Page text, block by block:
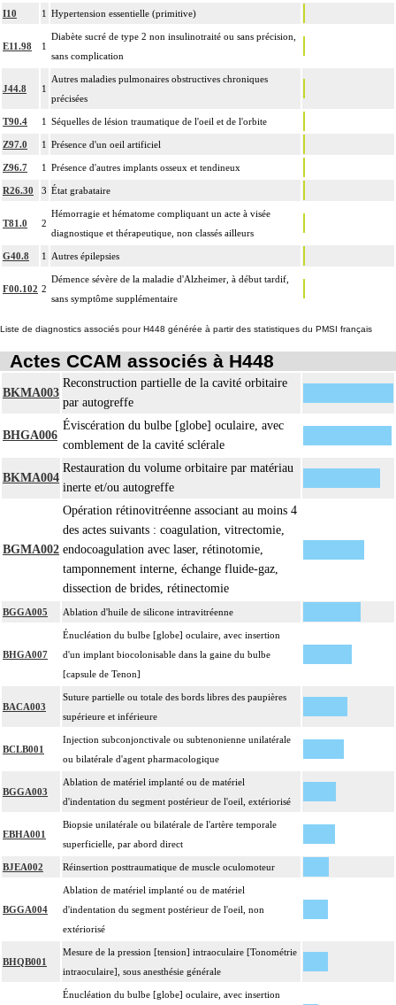
I10 1 Hypertension essentielle (primitive)
E11.98 1
Diabète sucré de type 2 non insulinotraité ou sans précision,
sans complication
J44.8 1
Autres maladies pulmonaires obstructives chroniques
précisées
T90.4 1 Séquelles de lésion traumatique de l'oeil et de l'orbite
Z97.0 1 Présence d'un oeil artificiel
Z96.7 1 Présence d'autres implants osseux et tendineux
R26.30 3 État grabataire
T81.0 2
Hémorragie et hématome compliquant un acte à visée
diagnostique et thérapeutique, non classés ailleurs
G40.8 1 Autres épilepsies
F00.102 2
Démence sévère de la maladie d'Alzheimer, à début tardif,
sans symptôme supplémentaire
Liste de diagnostics associés pour H448 générée à partir des statistiques du PMSI français
Actes CCAM associés à H448
BKMA003
Reconstruction partielle de la cavité orbitaire
par autogreffe
BHGA006
Éviscération du bulbe [globe] oculaire, avec
comblement de la cavité sclérale
BKMA004
Restauration du volume orbitaire par matériau
inerte et/ou autogreffe
BGMA002
Opération rétinovitréenne associant au moins 4
des actes suivants : coagulation, vitrectomie,
endocoagulation avec laser, rétinotomie,
tamponnement interne, échange fluide-gaz,
dissection de brides, rétinectomie
BGGA005 Ablation d'huile de silicone intravitréenne
BHGA007
Énucléation du bulbe [globe] oculaire, avec insertion
d'un implant biocolonisable dans la gaine du bulbe
[capsule de Tenon]
BACA003
Suture partielle ou totale des bords libres des paupières
supérieure et inférieure
BCLB001
Injection subconjonctivale ou subtenonienne unilatérale
ou bilatérale d'agent pharmacologique
BGGA003
Ablation de matériel implanté ou de matériel
d'indentation du segment postérieur de l'oeil, extériorisé
EBHA001
Biopsie unilatérale ou bilatérale de l'artère temporale
superficielle, par abord direct
BJEA002 Réinsertion posttraumatique de muscle oculomoteur
BGGA004
Ablation de matériel implanté ou de matériel
d'indentation du segment postérieur de l'oeil, non
extériorisé
BHQB001
Mesure de la pression [tension] intraoculaire [Tonométrie
intraoculaire], sous anesthésie générale
Énucléation du bulbe [globe] oculaire, avec insertion